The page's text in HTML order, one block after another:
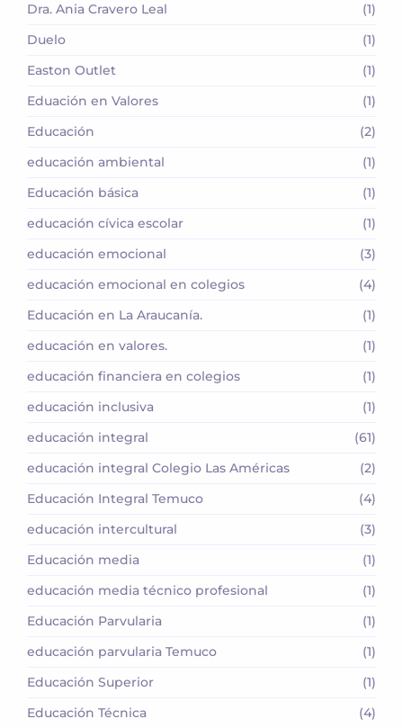
Dra. Ania Cravero Leal
(1)
Duelo
(1)
Easton Outlet
(1)
Eduación en Valores
(1)
Educación
(2)
educación ambiental
(1)
Educación básica
(1)
educación cívica escolar
(1)
educación emocional
(3)
educación emocional en colegios
(4)
Educación en La Araucanía.
(1)
educación en valores.
(1)
educación financiera en colegios
(1)
educación inclusiva
(1)
educación integral
(61)
educación integral Colegio Las Américas
(2)
Educación Integral Temuco
(4)
educación intercultural
(3)
Educación media
(1)
educación media técnico profesional
(1)
Educación Parvularia
(1)
educación parvularia Temuco
(1)
Educación Superior
(1)
Educación Técnica
(4)